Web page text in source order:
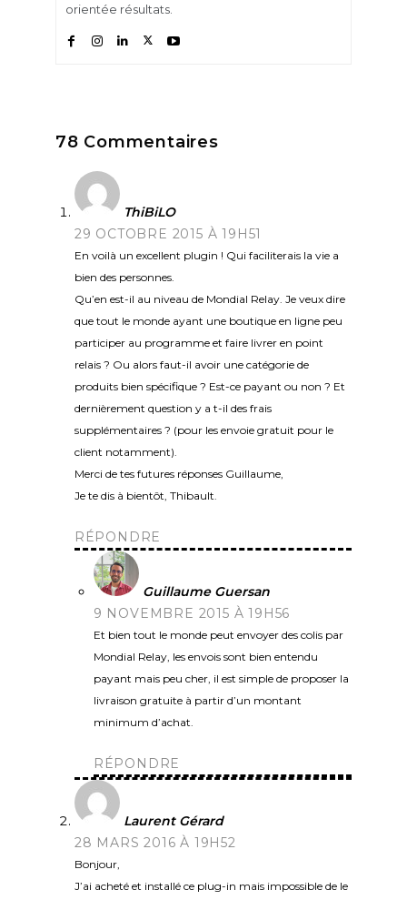
orientée résultats.
78 Commentaires
ThiBiLO
29 OCTOBRE 2015 À 19H51
En voilà un excellent plugin ! Qui faciliterais la vie a
bien des personnes.
Qu’en est-il au niveau de Mondial Relay. Je veux dire
que tout le monde ayant une boutique en ligne peu
participer au programme et faire livrer en point
relais ? Ou alors faut-il avoir une catégorie de
produits bien spécifique ? Est-ce payant ou non ? Et
dernièrement question y a t-il des frais
supplémentaires ? (pour les envoie gratuit pour le
client notamment).
Merci de tes futures réponses Guillaume,
Je te dis à bientôt, Thibault.
RÉPONDRE
Guillaume Guersan
9 NOVEMBRE 2015 À 19H56
Et bien tout le monde peut envoyer des colis par
Mondial Relay, les envois sont bien entendu
payant mais peu cher, il est simple de proposer la
livraison gratuite à partir d’un montant
minimum d’achat.
RÉPONDRE
Laurent Gérard
28 MARS 2016 À 19H52
Bonjour,
J’ai acheté et installé ce plug-in mais impossible de le